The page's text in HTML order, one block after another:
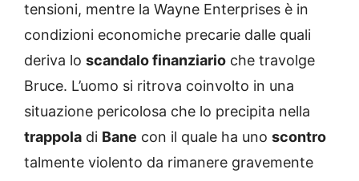
tensioni, mentre la Wayne Enterprises è in
condizioni economiche precarie dalle quali
deriva lo scandalo finanziario che travolge
Bruce. L’uomo si ritrova coinvolto in una
situazione pericolosa che lo precipita nella
trappola di Bane con il quale ha uno scontro
talmente violento da rimanere gravemente